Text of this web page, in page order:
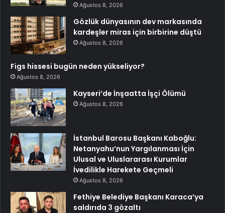
Ağustos 8, 2026
Gözlük dünyasının dev markasında
kardeşler miras için birbirine düştü
Ağustos 8, 2026
Figs hissesi bugün neden yükseliyor?
Ağustos 8, 2026
Kayseri’de İnşaatta İşçi Ölümü
Ağustos 8, 2026
İstanbul Barosu Başkanı Kaboğlu:
Netanyahu’nun Yargılanması İçin
Ulusal ve Uluslararası Kurumlar
İvedilikle Harekete Geçmeli
Ağustos 8, 2026
Fethiye Belediye Başkanı Karaca’ya
saldırıda 3 gözaltı